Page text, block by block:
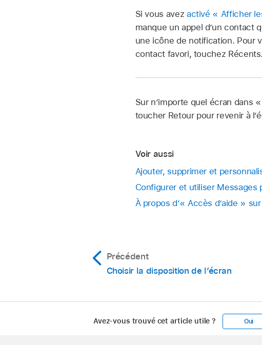
Si vous avez activé « Afficher
manque un appel d’un contact
une icône de notification. Pour
contact favori, touchez Récents.
Sur n’importe quel écran dans
toucher Retour pour revenir à
Voir aussi
Ajouter, supprimer et
Configurer et utiliser Messages
À propos d’« Accès d’aide »
Précédent
Choisir la disposition de l’écran
Avez-vous trouvé cet article utile ? Oui